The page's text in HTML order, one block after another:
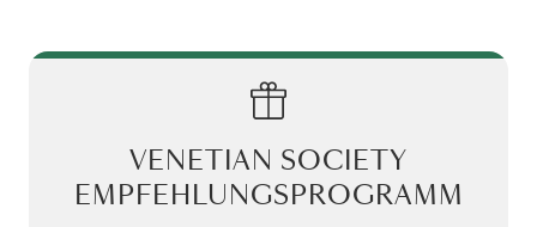
VENETIAN SOCIETY
EMPFEHLUNGSPROGRAMM